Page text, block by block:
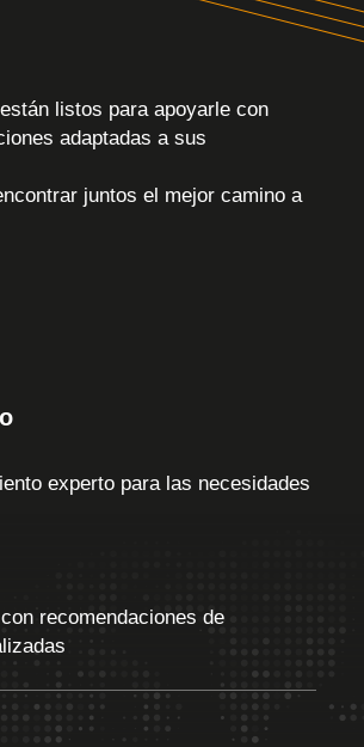
listos para apoyarle con
adaptadas a sus
juntos el mejor camino a
experto para las necesidades
recomendaciones de